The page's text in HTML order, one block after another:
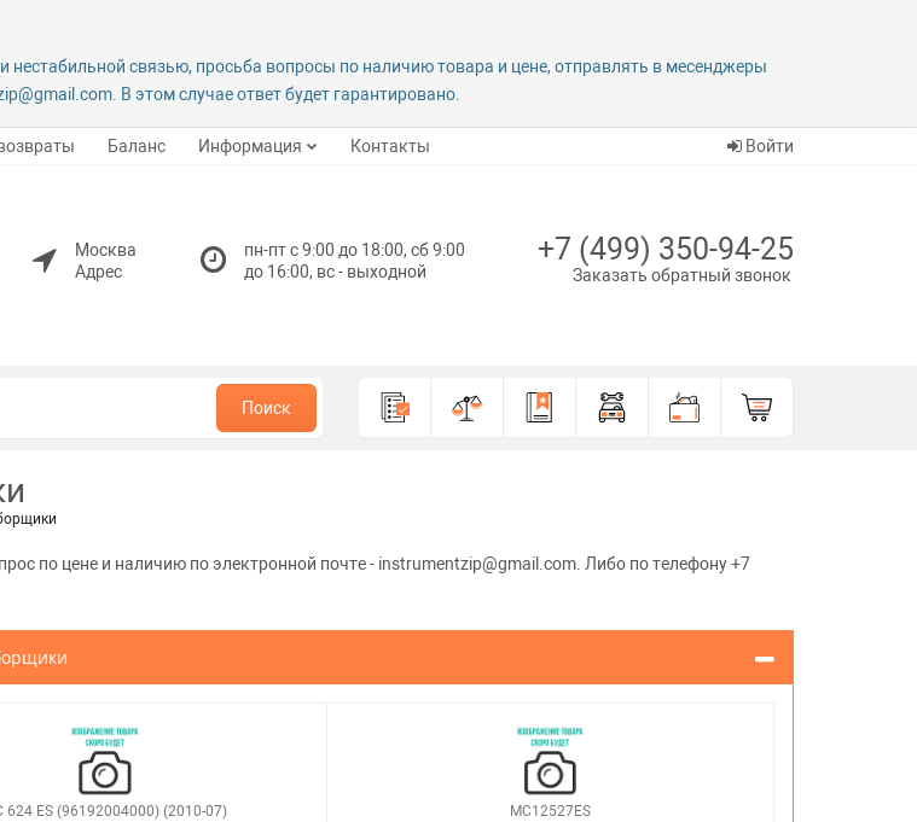
связью, просьба вопросы по наличию товара и цене, отправлять в месенджеры
В этом случае ответ будет гарантировано.
Баланс Информация Контакты Войти
Москва
Адрес
пн-пт с 9:00 до 18:00, сб 9:00
до 16:00, вс - выходной
+7 (499) 350-94-25
Заказать обратный звонок
Поиск
по цене и наличию по электронной почте - instrumentzip@gmail.com. Либо по телефону +7
624 ES (96192004000) (2010-07) MC12527ES